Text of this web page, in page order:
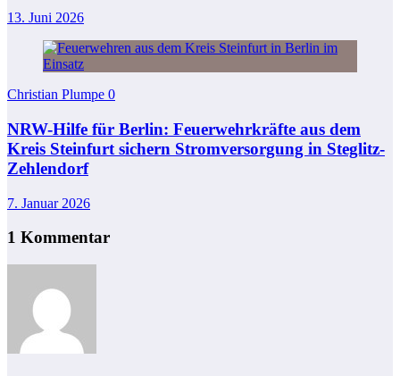
13. Juni 2026
Christian Plumpe 0
NRW-Hilfe für Berlin: Feuerwehrkräfte aus dem
Kreis Steinfurt sichern Stromversorgung in Steglitz-
Zehlendorf
7. Januar 2026
1 Kommentar